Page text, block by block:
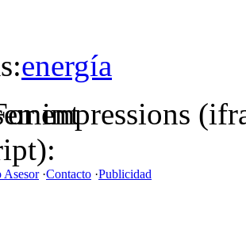
energía
impressions
Asesor·Contacto ·Publicidad